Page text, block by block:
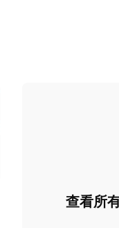
查看所